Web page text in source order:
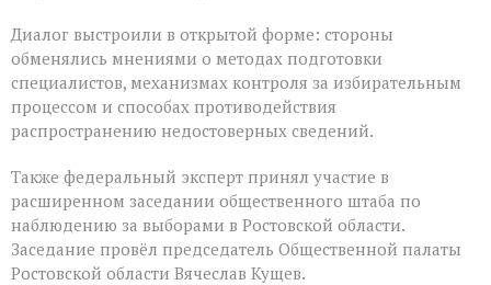
Диалог выстроили в открытой форме: стороны
обменялись мнениями о методах подготовки
специалистов, механизмах контроля за избирательным
процессом и способах противодействия
распространению недостоверных сведений.
Также федеральный эксперт принял участие в
расширенном заседании общественного штаба по
наблюдению за выборами в Ростовской области.
Заседание провёл председатель Общественной палаты
Ростовской области Вячеслав Кущев.